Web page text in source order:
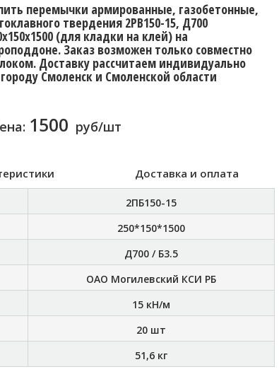
перемычки армированные, газобетонные,
твердения 2PB150-15, Д700
(для кладки на клей) на
Заказ возможен только совместно
Доставку расcчитаем индивидуально
Смоленск и Смоленской области
1500 руб/шт
Доставка и оплата
2ПБ150-15
250*150*1500
Д700 / Б3.5
ОАО Могилевский КСИ РБ
15 кН/м
20 шт
51,6 кг